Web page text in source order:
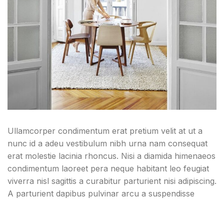
Ullamcorper condimentum erat pretium velit at ut a
nunc id a adeu vestibulum nibh urna nam consequat
erat molestie lacinia rhoncus. Nisi a diamida himenaeos
condimentum laoreet pera neque habitant leo feugiat
viverra nisl sagittis a curabitur parturient nisi adipiscing.
A parturient dapibus pulvinar arcu a suspendisse